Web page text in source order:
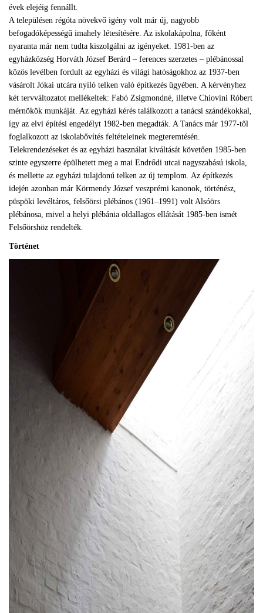
évek elejéig fennállt.
A településen régóta növekvő igény volt már új, nagyobb
befogadóképességű imahely létesítésére. Az iskolakápolna, főként
nyaranta már nem tudta kiszolgálni az igényeket. 1981-ben az
egyházközség Horváth József Berárd – ferences szerzetes – plébánossal
közös levélben fordult az egyházi és világi hatóságokhoz az 1937-ben
vásárolt Jókai utcára nyíló telken való építkezés ügyében. A kérvényhez
két tervváltozatot mellékeltek: Fabó Zsigmondné, illetve Chiovini Róbert
mérnökök munkáját. Az egyházi kérés találkozott a tanácsi szándékokkal,
így az elvi építési engedélyt 1982-ben megadták. A Tanács már 1977-től
foglalkozott az iskolabővítés feltételeinek megteremtésén.
Telekrendezéseket és az egyházi használat kiváltását követően 1985-ben
szinte egyszerre épülhetett meg a mai Endrődi utcai nagyszabású iskola,
és mellette az egyházi tulajdonú telken az új templom. Az építkezés
idején azonban már Körmendy József veszprémi kanonok, történész,
püspöki levéltáros, felsőörsi plébános (1961–1991) volt Alsóörs
plébánosa, mivel a helyi plébánia oldallagos ellátását 1985-ben ismét
Felsőörshöz rendelték.
Történet